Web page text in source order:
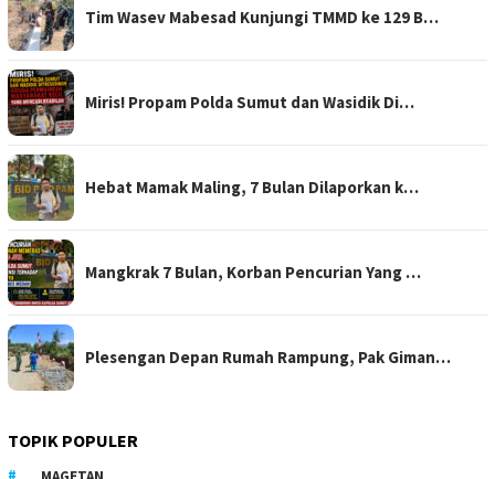
Tim Wasev Mabesad Kunjungi TMMD ke 129 B…
Miris! Propam Polda Sumut dan Wasidik Di…
Hebat Mamak Maling, 7 Bulan Dilaporkan k…
Mangkrak 7 Bulan, Korban Pencurian Yang …
Plesengan Depan Rumah Rampung, Pak Giman…
TOPIK POPULER